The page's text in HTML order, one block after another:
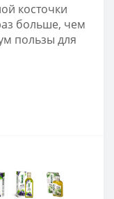
косточки
больше, чем
пользы для